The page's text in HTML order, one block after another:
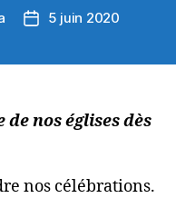
Date5 juin 2020
nos églises dès
nos célébrations.